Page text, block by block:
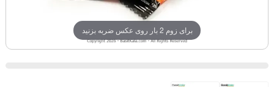
برای زوم 2 بار روی عکس ضربه بزنید